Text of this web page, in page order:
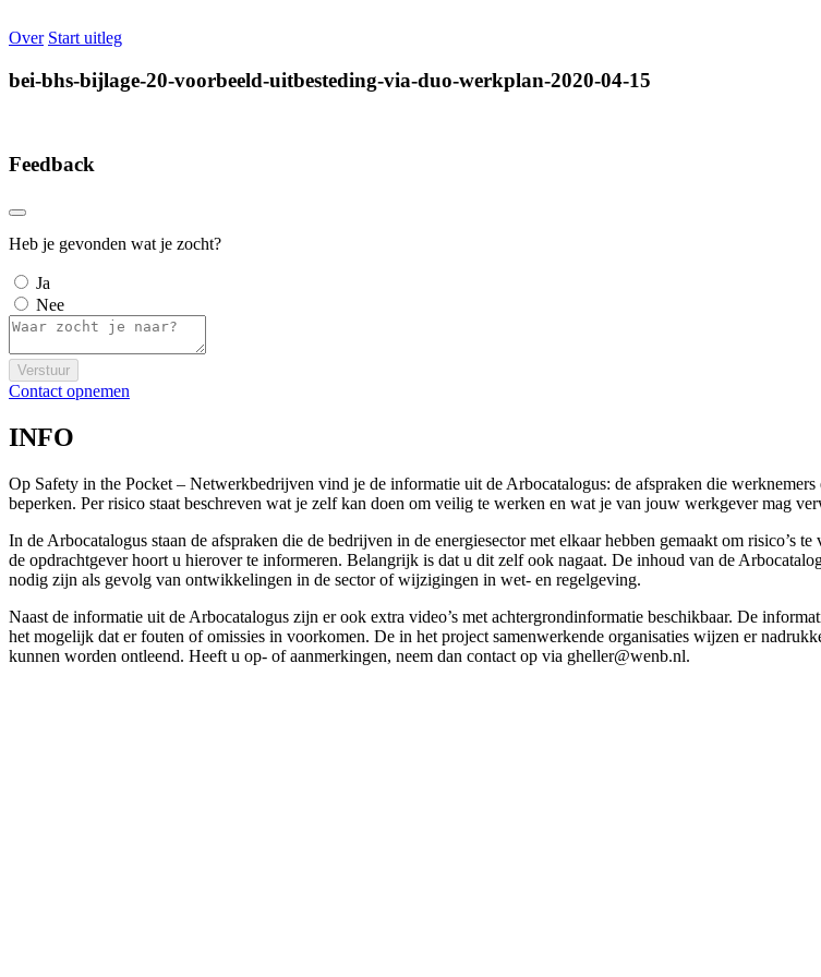
Over Start uitleg
bei-bhs-bijlage-20-voorbeeld-uitbesteding-via-duo-werkplan-2020-04-15
Feedback
Heb je gevonden wat je zocht?
Ja
Nee
Verstuur
Contact opnemen
INFO
Op Safety in the Pocket – Netwerkbedrijven vind je de informatie uit de Arbocatalogus: de afspraken die
beperken. Per risico staat beschreven wat je zelf kan doen om veilig te werken en wat je van jouw werkgever mag
In de Arbocatalogus staan de afspraken die de bedrijven in de energiesector met elkaar hebben gemaakt om
de opdrachtgever hoort u hierover te informeren. Belangrijk is dat u dit zelf ook nagaat. De inhoud van de
nodig zijn als gevolg van ontwikkelingen in de sector of wijzigingen in wet- en regelgeving.
Naast de informatie uit de Arbocatalogus zijn er ook extra video’s met achtergrondinformatie beschikbaar. De
het mogelijk dat er fouten of omissies in voorkomen. De in het project samenwerkende organisaties wijzen er
kunnen worden ontleend. Heeft u op- of aanmerkingen, neem dan contact op via gheller@wenb.nl.